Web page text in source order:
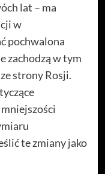
lat – ma
w
pochwalona
zachodzą w tym
strony Rosji.
te zmiany jako